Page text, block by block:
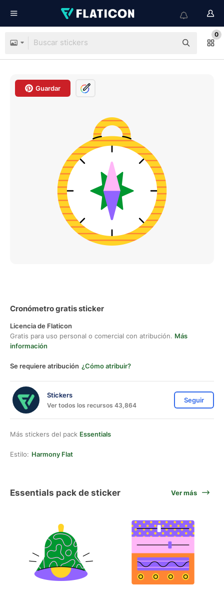
0
Guardar
Cronómetro gratis sticker
Licencia de Flaticon
Gratis para uso personal o comercial con atribución. Más
información
Se requiere atribución ¿Cómo atribuir?
Stickers
Ver todos los recursos 43,864
Seguir
Más stickers del pack Essentials
Estilo: Harmony Flat
Essentials pack de sticker Ver más